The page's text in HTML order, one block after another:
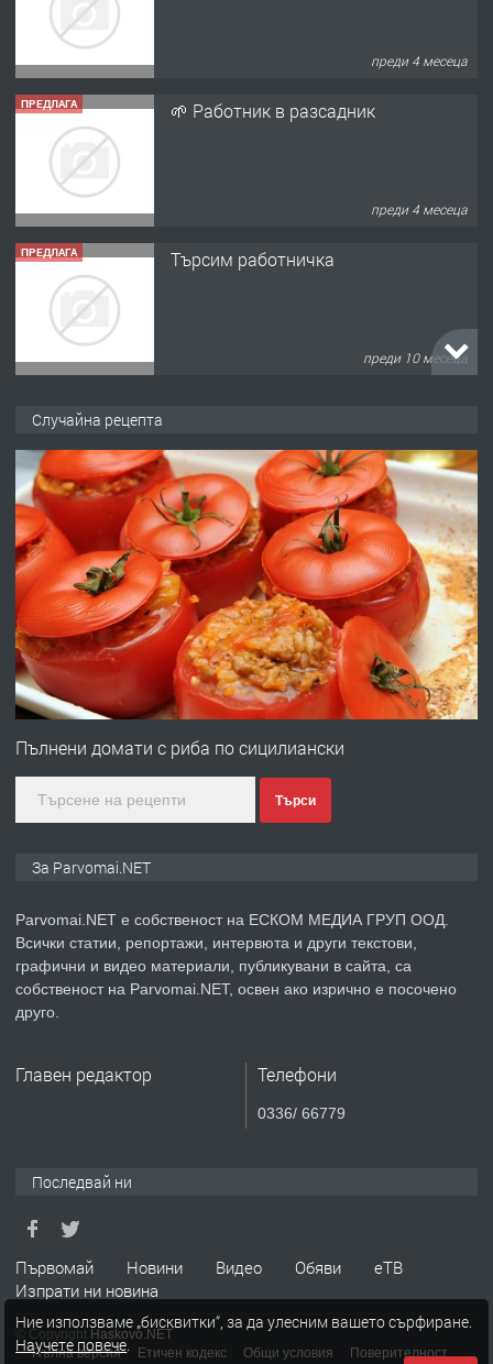
преди 4 месеца
ПРЕДЛАГА 🌱 Работник в разсадник
преди 4 месеца
ПРЕДЛАГА Търсим работничка
преди 10 месеца
преди 1 година
ПРЕДЛАГА Работа за общи работници
преди 1 година
ПРЕДЛАГА
Първи поход "По стъпките на Ангел
преди 1 година
ПРЕДЛАГА Уроци по Математика
ТЪРСИ Търсим работник
Случайна рецепта
Пълнени домати с риба по сицилиански
Търси
За Parvomai.NET
Parvomai.NET е собственост на ЕСКОМ МЕДИА ГРУП ООД.
Всички статии, репортажи, интервюта и други текстови,
графични и видео материали, публикувани в сайта, са
собственост на Parvomai.NET, освен ако изрично е посочено
друго.
Главен редактор Телефони
0336/ 66779
Последвай ни
Първомай Новини Видео Обяви
еТВ
Изпрати ни новина
© Copyright Haskovo.NET
Пълна версия
Етичен кодекс Общи условия Поверителност
Ние използваме „бисквитки“, за да улесним вашето сърфиране.
Научете повече.